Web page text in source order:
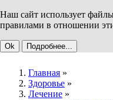
Наш сайт использует
правилами в отношении
Ok Подробнее...
Главная »
Здоровье »
Лечение »